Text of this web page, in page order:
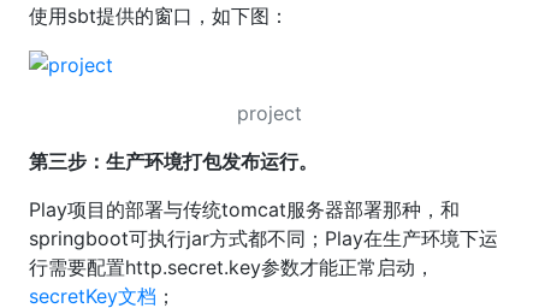
使用sbt提供的窗口，如下图：
project
第三步：生产环境打包发布运行。
Play项目的部署与传统tomcat服务器部署那种，和
springboot可执行jar方式都不同；Play在生产环境下运
行需要配置http.secret.key参数才能正常启动，
secretKey文档 ；